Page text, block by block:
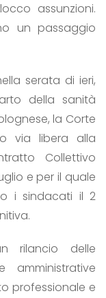
assunzioni.
un passaggio
serata di ieri,
della sanità
la Corte
via libera alla
Collettivo
e per il quale
i sindacati il 2
rilancio delle
amministrative
professionale e